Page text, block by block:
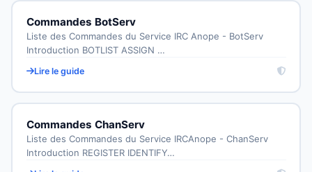
Commandes BotServ
Liste des Commandes du Service IRC Anope - BotServ
Introduction BOTLIST ASSIGN …
Lire le guide
Commandes ChanServ
Liste des Commandes du Service IRCAnope - ChanServ
Introduction REGISTER IDENTIFY…